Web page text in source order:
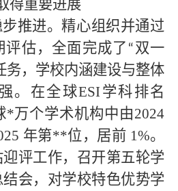
得重要进展
推进。精心组织并通过
评估，全面完成了 “双一
务，学校内涵建设与整体
。在全球ESI学科排名
*万个学术机构中由2024
年第**位，居前 1%。
评工作，召开第五轮学
会，对学校特色优势学